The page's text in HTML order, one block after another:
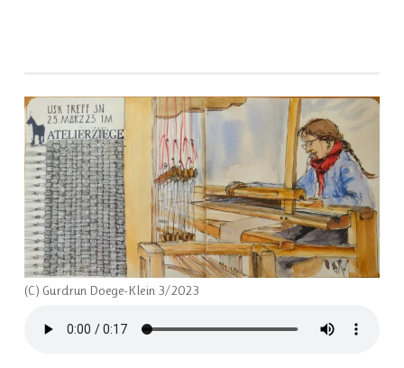
(C) Gurdrun Doege-Klein 3/2023